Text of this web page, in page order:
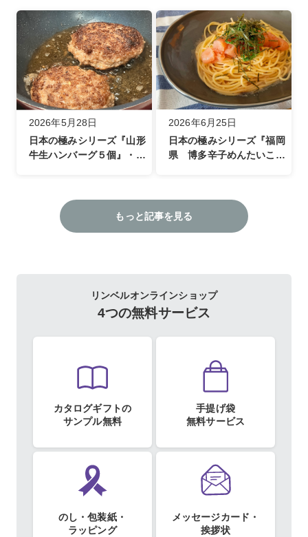
日本の極みシリーズ『山形
牛生ハンバーグ５個』・ラ
2026年5月28日
日本の極みシリーズ『福岡
県 博多辛子めんたいこ詰
2026年6月25日
もっと記事を見る
リンベルオンラインショップ
4つの無料サービス
カタログギフトの
サンプル無料
手提げ袋
無料サービス
のし・包装紙・
ラッピング
メッセージカード・
挨拶状